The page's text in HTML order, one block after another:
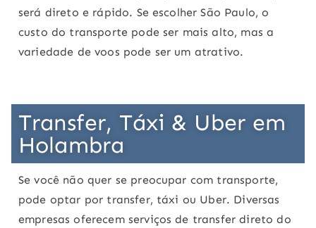
será direto e rápido. Se escolher São Paulo, o
custo do transporte pode ser mais alto, mas a
variedade de voos pode ser um atrativo.
Transfer, Táxi & Uber em
Holambra
Se você não quer se preocupar com transporte,
pode optar por transfer, táxi ou Uber. Diversas
empresas oferecem serviços de transfer direto do